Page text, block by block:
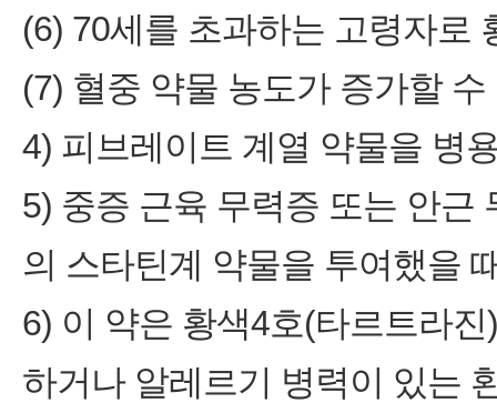
(6) 70세를 초과하는 고령자로
(7) 혈중 약물 농도가 증가할
4) 피브레이트 계열 약물을 병
5) 중증 근육 무력증 또는 안근
의 스타틴계 약물을 투여했을
6) 이 약은 황색4호(타르트라
하거나 알레르기 병력이 있는